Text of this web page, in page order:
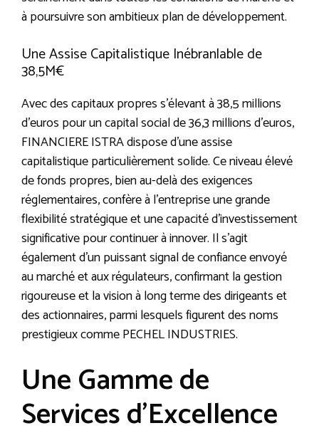
à poursuivre son ambitieux plan de développement.
Une Assise Capitalistique Inébranlable de
38,5M€
Avec des capitaux propres s’élevant à 38,5 millions
d’euros pour un capital social de 36,3 millions d’euros,
FINANCIERE ISTRA dispose d’une assise
capitalistique particulièrement solide. Ce niveau élevé
de fonds propres, bien au-delà des exigences
réglementaires, confère à l’entreprise une grande
flexibilité stratégique et une capacité d’investissement
significative pour continuer à innover. Il s’agit
également d’un puissant signal de confiance envoyé
au marché et aux régulateurs, confirmant la gestion
rigoureuse et la vision à long terme des dirigeants et
des actionnaires, parmi lesquels figurent des noms
prestigieux comme PECHEL INDUSTRIES.
Une Gamme de
Services d’Excellence